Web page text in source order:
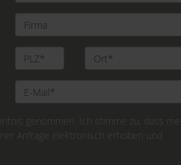
genommen. Ich stimme zu, dass
Anfrage elektronisch erhoben und